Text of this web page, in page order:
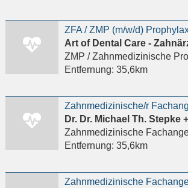
Entfernung: 35,6km
Dr. Dr. Michael Th. Stepke
Zahnmedizinische
Entfernung: 35,6km